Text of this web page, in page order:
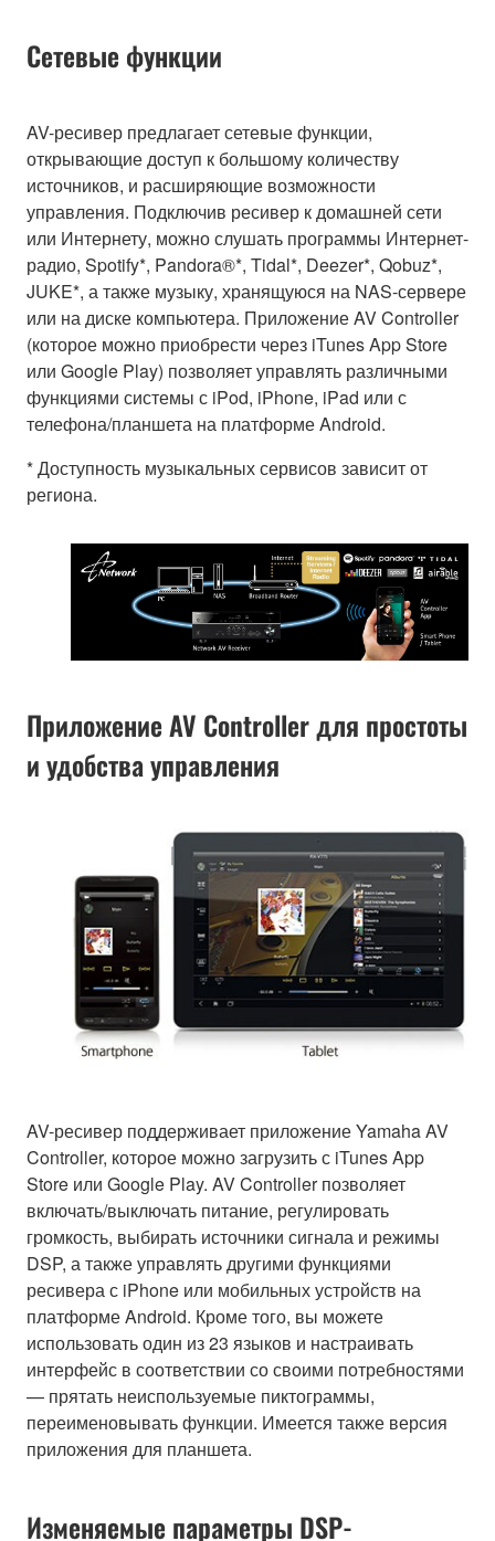
Сетевые функции
AV-ресивер предлагает сетевые функции,
открывающие доступ к большому количеству
источников, и расширяющие возможности
управления. Подключив ресивер к домашней сети
или Интернету, можно слушать программы Интернет-
радио, Spotify*, Pandora®*, Tidal*, Deezer*, Qobuz*,
JUKE*, а также музыку, хранящуюся на NAS-сервере
или на диске компьютера. Приложение AV Controller
(которое можно приобрести через iTunes App Store
или Google Play) позволяет управлять различными
функциями системы с iPod, iPhone, iPad или с
телефона/планшета на платформе Android.
* Доступность музыкальных сервисов зависит от
региона.
Приложение AV Controller для простоты
и удобства управления
AV-ресивер поддерживает приложение Yamaha AV
Controller, которое можно загрузить с iTunes App
Store или Google Play. AV Controller позволяет
включать/выключать питание, регулировать
громкость, выбирать источники сигнала и режимы
DSP, а также управлять другими функциями
ресивера с iPhone или мобильных устройств на
платформе Android. Кроме того, вы можете
использовать один из 23 языков и настраивать
интерфейс в соответствии со своими потребностями
— прятать неиспользуемые пиктограммы,
переименовывать функции. Имеется также версия
приложения для планшета.
Изменяемые параметры DSP-